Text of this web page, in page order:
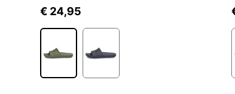
€ 24,95